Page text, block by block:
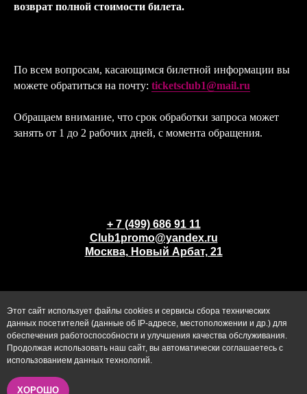
Этот сайт использует файлы cookies и сервисы сбора технических
данных посетителей (данные об IP-адресе, местоположении и др.) для
обеспечения работоспособности и улучшения качества обслуживания.
Продолжая использовать наш сайт, вы автоматически соглашаетесь с
использованием данных технологий.
ХОРОШО
возврат полной стоимости билета.
По всем вопросам, касающимся билетной информации вы
можете обратиться на почту: ticketsclub1@mail.ru
Обращаем внимание, что срок обработки запроса может
занять от 1 до 2 рабочих дней, с момента обращения.
+ 7 (499) 686 91 11
Club1promo@yandex.ru
Москва, Новый Арбат, 21
Политика конфиденциальности